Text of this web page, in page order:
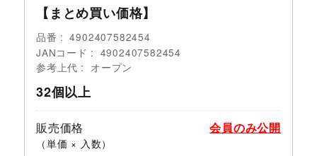
【まとめ買い価格】
品番
4902407582454
JANコード
4902407582454
参考上代
オープン
32個以上
販売価格
（単価 × 入数）
会員のみ公開